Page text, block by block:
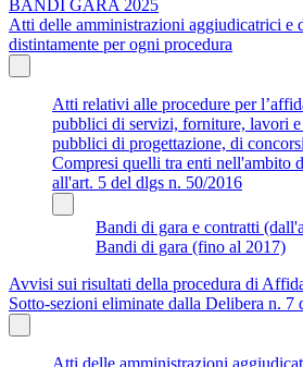
BANDI GARA 2025
Atti delle amministrazioni aggiudicatrici e
distintamente per ogni procedura
Atti relativi alle procedure per
pubblici di servizi, forniture, lavori e
pubblici di progettazione, di
Compresi quelli tra enti nell'ambito
all'art. 5 del dlgs n. 50/2016
Bandi di gara e contratti
Bandi di gara (fino al 2017)
Avvisi sui risultati della procedura di
Sotto-sezioni eliminate dalla Delibera n. 7
Atti delle amministrazioni